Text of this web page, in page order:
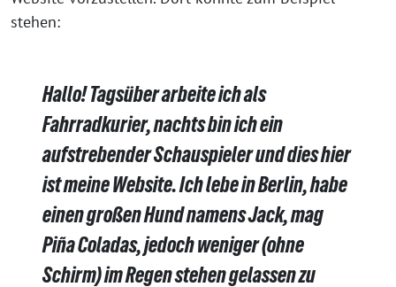
stehen:
Hallo! Tagsüber arbeite ich als
Fahrradkurier, nachts bin ich ein
aufstrebender Schauspieler und dies hier
ist meine Website. Ich lebe in Berlin, habe
einen großen Hund namens Jack, mag
Piña Coladas, jedoch weniger (ohne
Schirm) im Regen stehen gelassen zu